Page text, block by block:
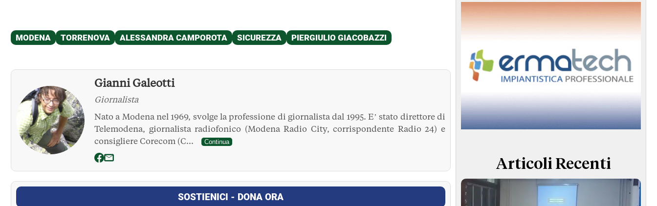
Gianni Galeotti
Giornalista
Nato a Modena nel 1969, svolge la professione di giornalista dal 1995. E’ stato direttore di
Telemodena, giornalista radiofonico (Modena Radio City, corrispondente Radio 24) e
consigliere Corecom (C...
Continua
La Pressa
SOSTIENICI - DONA ORA
Articoli Recenti